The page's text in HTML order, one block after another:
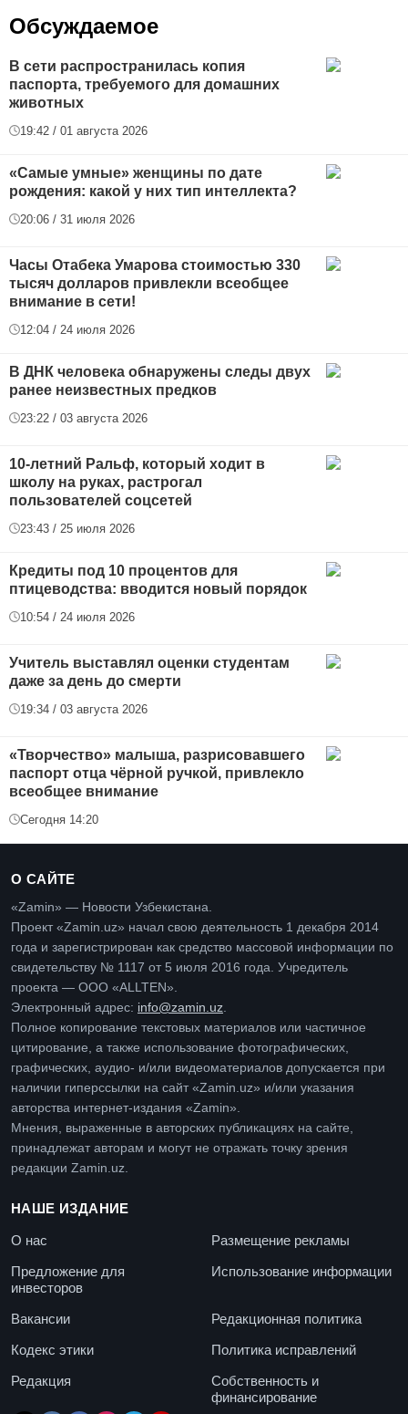
Обсуждаемое
В сети распространилась копия
паспорта, требуемого для домашних
животных
19:42 / 01 августа 2026
«Самые умные» женщины по дате
рождения: какой у них тип интеллекта?
20:06 / 31 июля 2026
Часы Отабека Умарова стоимостью 330
тысяч долларов привлекли всеобщее
внимание в сети!
12:04 / 24 июля 2026
В ДНК человека обнаружены следы двух
ранее неизвестных предков
23:22 / 03 августа 2026
10-летний Ральф, который ходит в
школу на руках, растрогал
пользователей соцсетей
23:43 / 25 июля 2026
Кредиты под 10 процентов для
птицеводства: вводится новый порядок
10:54 / 24 июля 2026
Учитель выставлял оценки студентам
даже за день до смерти
19:34 / 03 августа 2026
«Творчество» малыша, разрисовавшего
паспорт отца чёрной ручкой, привлекло
всеобщее внимание
Сегодня 14:20
О САЙТЕ
«Zamin» — Новости Узбекистана.
Проект «Zamin.uz» начал свою деятельность 1 декабря 2014
года и зарегистрирован как средство массовой информации по
свидетельству № 1117 от 5 июля 2016 года. Учредитель
проекта — ООО «ALLTEN».
Электронный адрес: info@zamin.uz
Полное копирование текстовых материалов или частичное
цитирование, а также использование фотографических,
графических, аудио- и/или видеоматериалов допускается при
наличии гиперссылки на сайт «Zamin.uz» и/или указания
авторства интернет-издания «Zamin».
Мнения, выраженные в авторских публикациях на сайте,
принадлежат авторам и могут не отражать точку зрения
редакции Zamin.uz.
НАШЕ ИЗДАНИЕ
О нас
Размещение рекламы
Предложение для
инвесторов
Использование информации
Вакансии
Редакционная политика
Кодекс этики
Политика исправлений
Редакция
Собственность и
финансирование